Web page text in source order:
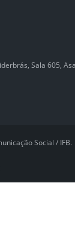
Sala 605,
Social / IFB.